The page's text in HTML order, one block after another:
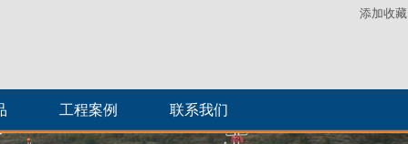
添加收藏
工程案例 联系我们